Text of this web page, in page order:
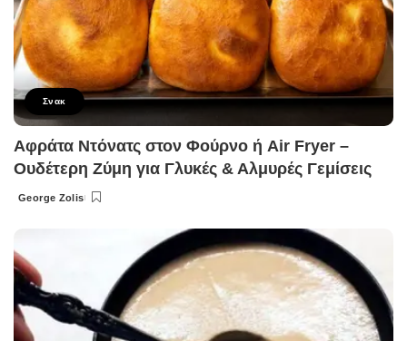
Σνακ
Αφράτα Ντόνατς στον Φούρνο ή Air Fryer –
Ουδέτερη Ζύμη για Γλυκές & Αλμυρές Γεμίσεις
Posted
George Zolis